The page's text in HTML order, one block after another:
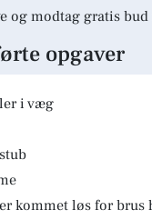
og modtag gratis
opgaver
i væg
kommet løs for brus